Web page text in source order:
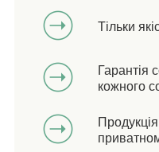
Тільки
Гарантія
кожного